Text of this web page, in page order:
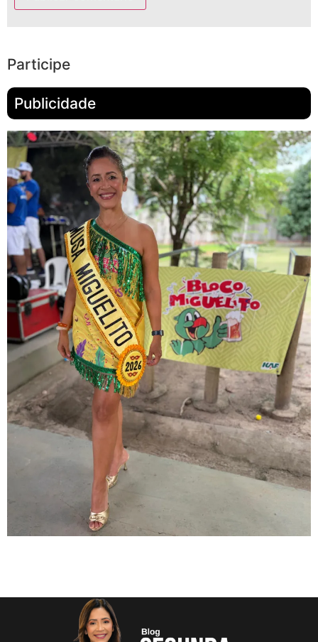
Participe
Publicidade